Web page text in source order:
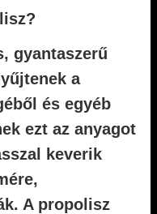
gyantaszerű
a
és egyéb
ezt az anyagot
keverik
A propolisz